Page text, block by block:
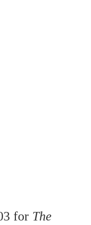
for The